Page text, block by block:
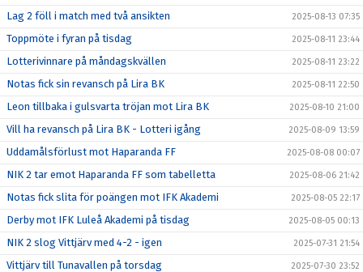
Lag 2 föll i match med två ansikten 2025-08-13 07:35
Toppmöte i fyran på tisdag 2025-08-11 23:44
Lotterivinnare på måndagskvällen 2025-08-11 23:22
Notas fick sin revansch på Lira BK 2025-08-11 22:50
Leon tillbaka i gulsvarta tröjan mot Lira BK 2025-08-10 21:00
Vill ha revansch på Lira BK - Lotteri igång 2025-08-09 13:59
Uddamålsförlust mot Haparanda FF 2025-08-08 00:07
NIK 2 tar emot Haparanda FF som tabelletta 2025-08-06 21:42
Notas fick slita för poängen mot IFK Akademi 2025-08-05 22:17
Derby mot IFK Luleå Akademi på tisdag 2025-08-05 00:13
NIK 2 slog Vittjärv med 4-2 - igen 2025-07-31 21:54
Vittjärv till Tunavallen på torsdag 2025-07-30 23:52